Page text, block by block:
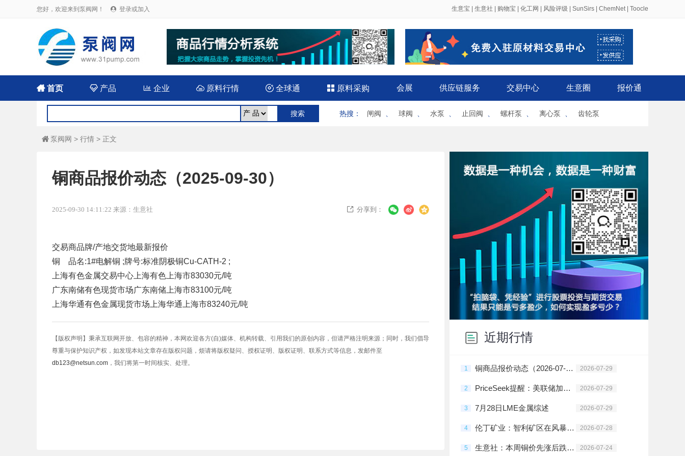
您好，欢迎来到泵阀网！  登录或加入 生意宝 生意社 购物宝 化工网 风险评级 SunSirs ChemNet| Toocle
首页  产品 企业 原料行情  全球通  原料采购 会展 供应链服务 交易中心 生意圈 报价通
热搜 ： 闸阀 球阀 水泵 止回阀 螺杆泵 离心泵 齿轮泵
 泵阀网 > 行情 > 正文
铜商品报价动态（2025-09-30）
2025-09-30 14:11:22 来源：生意社  分享到：
交易商品牌/产地交货地最新报价
铜 品名:1#电解铜 ;牌号:标准阴极铜Cu-CATH-2 ;
上海有色金属交易中心 上海有色 上海市83030元/吨
广东南储有色现货市场广东南储 上海市83100元/吨
上海华通有色金属现货市场 上海华通 上海市83240元/吨
【版权声明】秉承互联网开放、包容的精神，本网欢迎各方(自)媒体、机构转载、引用我们的原创内容，但请严格注明来源；同时，我们倡导
尊重与保护知识产权，如发现本站文章存在版权问题，烦请将版权疑问、授权证明、版权证明、联系方式等信息，发邮件至
db123@netsun.com ，我们将第一时间核实、处理。
近期行情
1 铜商品报价动态（2026-07-29） 2026-07-29
2 PriceSeek提醒：美联储加息预期施压 LME期铜下跌 2026-07-29
3 7月28日LME金属综述 2026-07-29
4 伦丁矿业：智利矿区在风暴后重启或需2-3周 2026-07-28
5 生意社：本周铜价先涨后跌（7.20-7.24） 2026-07-24